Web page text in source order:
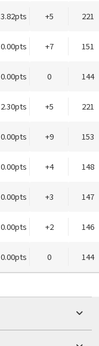
3.82pts +5 221
0.00pts +7 151
0.00pts 0 144
2.30pts +5 221
0.00pts +9 153
0.00pts +4 148
0.00pts +3 147
0.00pts +2 146
0.00pts 0 144